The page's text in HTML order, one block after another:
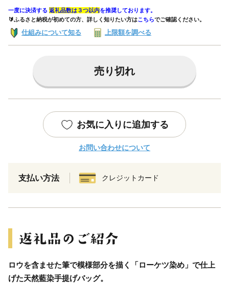
一度に決済する 返礼品数は３つ以内を推奨しております。
🔰ふるさと納税が初めての方、詳しく知りたい方はこちらでご確認ください。
仕組みについて知る 上限額を調べる
売り切れ
お気に入りに追加する
お問い合わせについて
支払い方法 クレジットカード
ロウを含ませた筆で模様部分を描く「ローケツ染め」で仕上
げた天然藍染手提げバッグ。